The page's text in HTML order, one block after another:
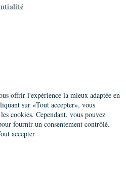
offrir l'expérience la mieux adaptée en
sur «Tout accepter», vous
cookies. Cependant, vous pouvez
fournir un consentement contrôlé.
accepter